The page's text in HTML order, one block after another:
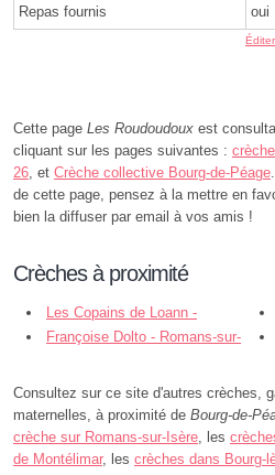
Repas fournis oui
Cette page Les Roudoudoux est
cliquant sur les pages suivantes :
26, et Crèche collective Bourg-de-Péage
de cette page, pensez à la mettre en
bien la diffuser par email à vos amis !
Crèches à proximité
Les Copains de Loann -
Châteauneuf-sur-Isère
Françoise Dolto - Romans-sur-
Consultez sur ce site d'autres crèches,
maternelles, à proximité de Bourg-de-
crèche sur Romans-sur-Isère, les
de Montélimar, les crèches dans Bourg-